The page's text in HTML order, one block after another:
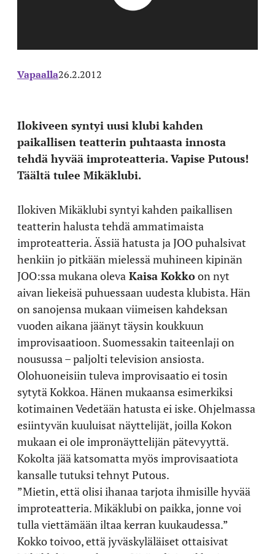
Vapaalla26.2.2012
Ilokiveen syntyi uusi klubi kahden
paikallisen teatterin puhtaasta innosta
tehdä hyvää improteatteria. Vapise Putous!
Täältä tulee Mikäklubi.
Ilokiven Mikäklubi syntyi kahden paikallisen
teatterin halusta tehdä ammatimaista
improteatteria. Ässiä hatusta ja JOO puhalsivat
henkiin jo pitkään mielessä muhineen kipinän
JOO:ssa mukana oleva Kaisa Kokkoon nyt
aivan liekeisä puhuessaan uudesta klubista. Hän
on sanojensa mukaan viimeisen kahdeksan
vuoden aikana jäänyt täysin koukkuun
improvisaatioon. Suomessakin taiteenlaji on
nousussa – paljolti television ansiosta.
Olohuoneisiin tuleva improvisaatio ei tosin
sytytä Kokkoa. Hänen mukaansa esimerkiksi
kotimainen Vedetään hatusta ei iske. Ohjelmassa
esiintyvän kuuluisat näyttelijät, joilla Kokon
mukaan ei ole impronäyttelijän pätevyyttä.
Kokolta jää katsomatta myös improvisaatiota
kansalle tutuksi tehnyt Putous.
”Mietin, että olisi ihanaa tarjota ihmisille hyvää
improteatteria. Mikäklubi on paikka, jonne voi
tulla viettämään iltaa kerran kuukaudessa.”
Kokko toivoo, että jyväskyläläiset ottaisivat